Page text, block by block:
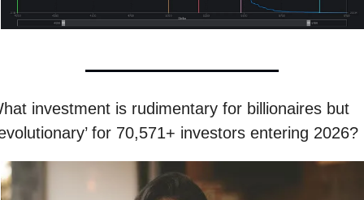
investment is rudimentary for billionaires but
for 70,571+ investors entering 2026?